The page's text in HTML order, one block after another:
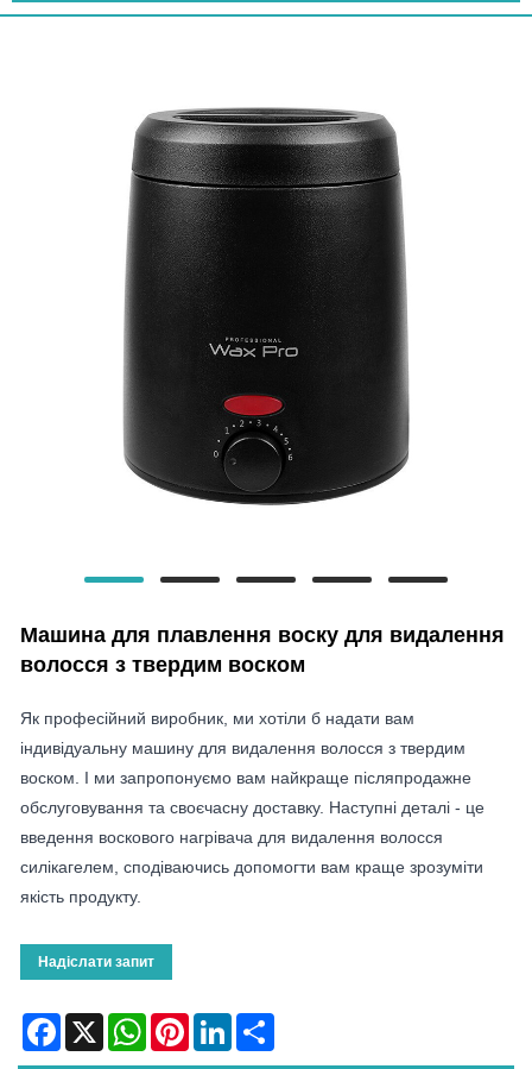
Машина для плавлення воску для видалення
волосся з твердим воском
Як професійний виробник, ми хотіли б надати вам
індивідуальну машину для видалення волосся з твердим
воском. І ми запропонуємо вам найкраще післяпродажне
обслуговування та своєчасну доставку. Наступні деталі - це
введення воскового нагрівача для видалення волосся
силікагелем, сподіваючись допомогти вам краще зрозуміти
якість продукту.
Надіслати запит
Facebook
X WhatsAppPinterestLinkedIn